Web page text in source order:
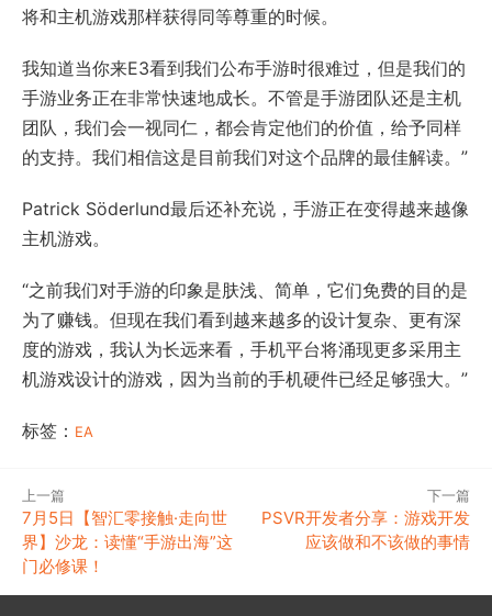
将和主机游戏那样获得同等尊重的时候。
我知道当你来E3看到我们公布手游时很难过，但是我们的
手游业务正在非常快速地成长。不管是手游团队还是主机
团队，我们会一视同仁，都会肯定他们的价值，给予同样
的支持。我们相信这是目前我们对这个品牌的最佳解读。”
Patrick Söderlund最后还补充说，手游正在变得越来越像
主机游戏。
“之前我们对手游的印象是肤浅、简单，它们免费的目的是
为了赚钱。但现在我们看到越来越多的设计复杂、更有深
度的游戏，我认为长远来看，手机平台将涌现更多采用主
机游戏设计的游戏，因为当前的手机硬件已经足够强大。”
标签： EA
上一篇
7月5日【智汇零接触·走向世
界】沙龙：读懂“手游出海”这
门必修课！
下一篇
PSVR开发者分享：游戏开发
应该做和不该做的事情